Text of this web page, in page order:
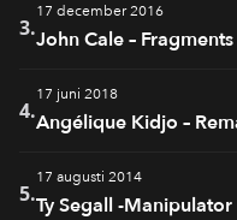
3.
17 december 2016
John Cale –
4.
17 juni 2018
Angélique Kidjo –
5.
17 augusti 2014
Ty Segall -Manipulator